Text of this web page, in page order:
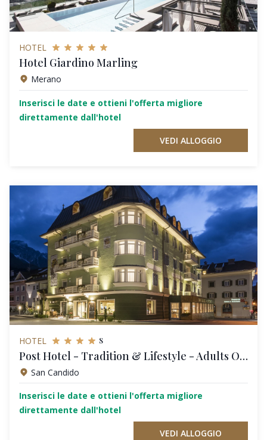
HOTEL
Hotel Giardino Marling
Merano
Inserisci le date e ottieni l'offerta migliore
direttamente dall'hotel
VEDI ALLOGGIO
HOTEL s
Post Hotel - Tradition & Lifestyle - Adults Only
San Candido
Inserisci le date e ottieni l'offerta migliore
direttamente dall'hotel
VEDI ALLOGGIO